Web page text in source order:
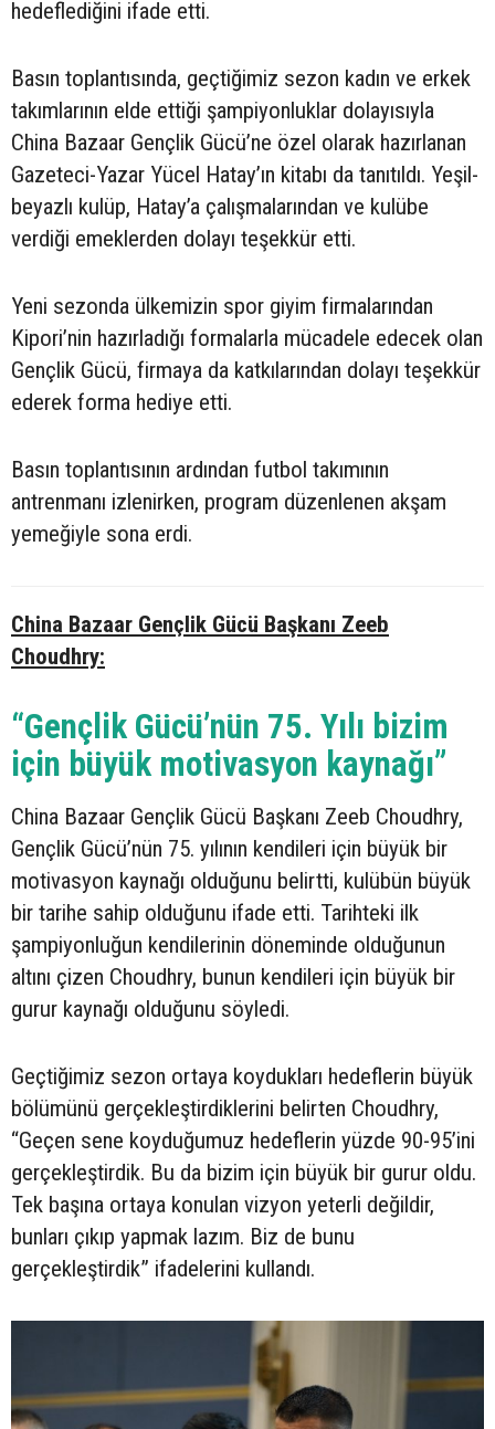
hedeflediğini ifade etti.
Basın toplantısında, geçtiğimiz sezon kadın ve erkek
takımlarının elde ettiği şampiyonluklar dolayısıyla
China Bazaar Gençlik Gücü’ne özel olarak hazırlanan
Gazeteci-Yazar Yücel Hatay’ın kitabı da tanıtıldı. Yeşil-
beyazlı kulüp, Hatay’a çalışmalarından ve kulübe
verdiği emeklerden dolayı teşekkür etti.
Yeni sezonda ülkemizin spor giyim firmalarından
Kipori’nin hazırladığı formalarla mücadele edecek olan
Gençlik Gücü, firmaya da katkılarından dolayı teşekkür
ederek forma hediye etti.
Basın toplantısının ardından futbol takımının
antrenmanı izlenirken, program düzenlenen akşam
yemeğiyle sona erdi.
China Bazaar Gençlik Gücü Başkanı Zeeb
Choudhry:
“Gençlik Gücü’nün 75. Yılı bizim
için büyük motivasyon kaynağı”
China Bazaar Gençlik Gücü Başkanı Zeeb Choudhry,
Gençlik Gücü’nün 75. yılının kendileri için büyük bir
motivasyon kaynağı olduğunu belirtti, kulübün büyük
bir tarihe sahip olduğunu ifade etti. Tarihteki ilk
şampiyonluğun kendilerinin döneminde olduğunun
altını çizen Choudhry, bunun kendileri için büyük bir
gurur kaynağı olduğunu söyledi.
Geçtiğimiz sezon ortaya koydukları hedeflerin büyük
bölümünü gerçekleştirdiklerini belirten Choudhry,
“Geçen sene koyduğumuz hedeflerin yüzde 90-95’ini
gerçekleştirdik. Bu da bizim için büyük bir gurur oldu.
Tek başına ortaya konulan vizyon yeterli değildir,
bunları çıkıp yapmak lazım. Biz de bunu
gerçekleştirdik” ifadelerini kullandı.